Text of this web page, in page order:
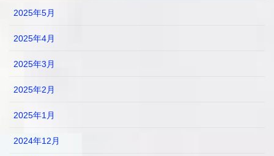
2025年5月
2025年4月
2025年3月
2025年2月
2025年1月
2024年12月